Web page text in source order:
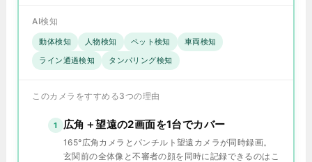
AI検知
動体検知 人物検知 ペット検知
車両検知
ライン通過検知
タンパリング検知
このカメラをすすめる3つの理由
1 広角＋望遠の2画面を1台でカバー
165°広角カメラとパンチルト望遠カメラが同時録画。
玄関前の全体像と不審者の顔を同時に記録できるのはこ